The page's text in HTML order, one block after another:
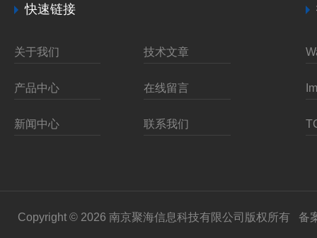
快速链接
关于我们 技术文章
产品中心 在线留言
新闻中心 联系我们
Copyright © 2026 南京聚海信息科技有限公司版权所有 备